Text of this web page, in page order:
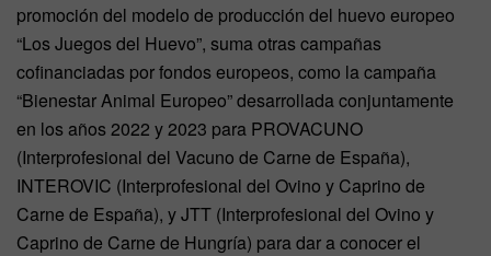
promoción del modelo de producción del huevo europeo
“Los Juegos del Huevo”, suma otras campañas
cofinanciadas por fondos europeos, como la campaña
“Bienestar Animal Europeo” desarrollada conjuntamente
en los años 2022 y 2023 para PROVACUNO
(Interprofesional del Vacuno de Carne de España),
INTEROVIC (Interprofesional del Ovino y Caprino de
Carne de España), y JTT (Interprofesional del Ovino y
Caprino de Carne de Hungría) para dar a conocer el